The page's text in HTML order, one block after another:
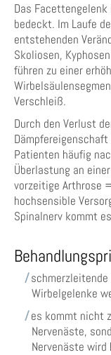
Das
bedeckt. Im Laufe
entstehenden
Skoliosen,
führen zu einer
Verschleiß.
Durch den Verlust
Patienten häufig
Überlastung an
vorzeitige Arthrose
hochsensible
Spinalnerv kommt
Wirbelgelenke
es kommt nicht
Nervenäste,
Nervenäste